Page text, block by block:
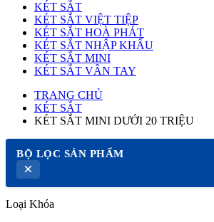
KÉT SẮT
KÉT SẮT VIỆT TIỆP
KÉT SẮT HOÀ PHÁT
KÉT SẮT NHẬP KHẨU
KÉT SẮT MINI
KÉT SẮT VÂN TAY
TRANG CHỦ
KÉT SẮT
KÉT SẮT MINI DƯỚI 20 TRIỆU
BỘ LỌC SẢN PHẨM
×
Loại Khóa